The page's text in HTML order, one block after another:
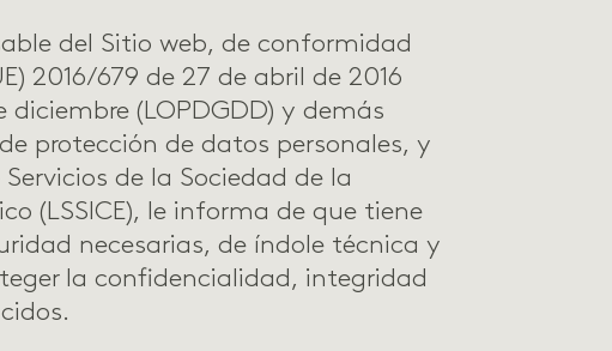
del Sitio web, de conformidad
2016/679 de 27 de abril de 2016
diciembre (LOPDGDD) y demás
protección de datos personales, y
de la Sociedad de la
(LSSICE), le informa de que tiene
necesarias, de índole técnica y
la confidencialidad, integridad